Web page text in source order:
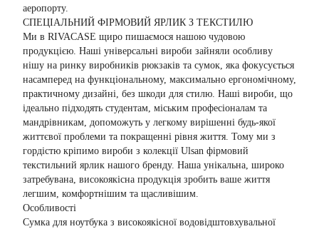
аеропорту.
СПЕЦІАЛЬНИЙ ФІРМОВИЙ ЯРЛИК З ТЕКСТИЛЮ
Ми в RIVACASE щиро пишаємося нашою чудовою
продукцією. Наші універсальні вироби зайняли особливу
нішу на ринку виробників рюкзаків та сумок, яка фокусується
насамперед на функціональному, максимально ергономічному,
практичному дизайні, без шкоди для стилю. Наші вироби, що
ідеально підходять студентам, міським професіоналам та
мандрівникам, допоможуть у легкому вирішенні будь-якої
життєвої проблеми та покращенні рівня життя. Тому ми з
гордістю кріпимо вироби з колекції Ulsan фірмовий
текстильний ярлик нашого бренду. Наша унікальна, широко
затребувана, високоякісна продукція зробить ваше життя
легшим, комфортнішим та щасливішим.
Особливості
Сумка для ноутбука з високоякісної водовідштовхувальної